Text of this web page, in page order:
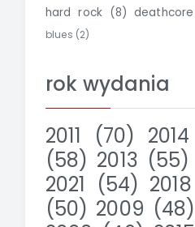
hard rock (8) deathcore
blues (2)
rok wydania
2011
(70) 2014
(58) 2013 (55)
2021 (54) 2018
(50) 2009 (48)